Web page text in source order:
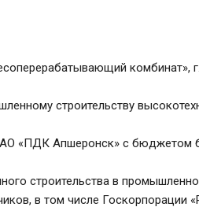
комбинат»,
строительству
ЗАО «ПДК Апшеронск» с
строительства в
в том числе Госкорпорации